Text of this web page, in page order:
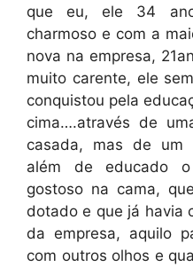
que eu, ele 34
charmoso e com a
nova na empresa,
muito carente, ele
conquistou pela
cima….através de
casada, mas de um
além de educado
gostoso na cama,
dotado e que já havia
da empresa, aquilo
com outros olhos e